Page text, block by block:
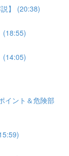
】 (20:38)
(18:55)
(14:05)
イント＆危険部